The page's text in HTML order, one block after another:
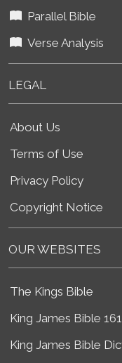
Parallel Bible
Verse Analysis
LEGAL
About Us
Terms of Use
Privacy Policy
Copyright Notice
OUR WEBSITES
The Kings Bible
King James Bible
King James Bible